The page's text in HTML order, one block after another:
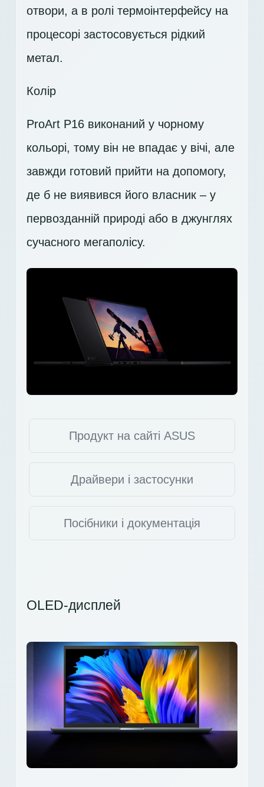
отвори, а в ролі термоінтерфейсу на
процесорі застосовується рідкий
метал.
Колір
ProArt P16 виконаний у чорному
кольорі, тому він не впадає у вічі, але
завжди готовий прийти на допомогу,
де б не виявився його власник – у
первозданній природі або в джунглях
сучасного мегаполісу.
Продукт на сайті ASUS
Драйвери і застосунки
Посібники і документація
OLED-дисплей